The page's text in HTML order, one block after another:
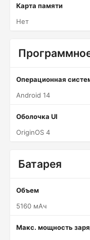
Карта памяти
Нет
Операционная
Android 14
Оболочка UI
OriginOS 4
Батарея
Объем
5160 мАч
Макс. мощность